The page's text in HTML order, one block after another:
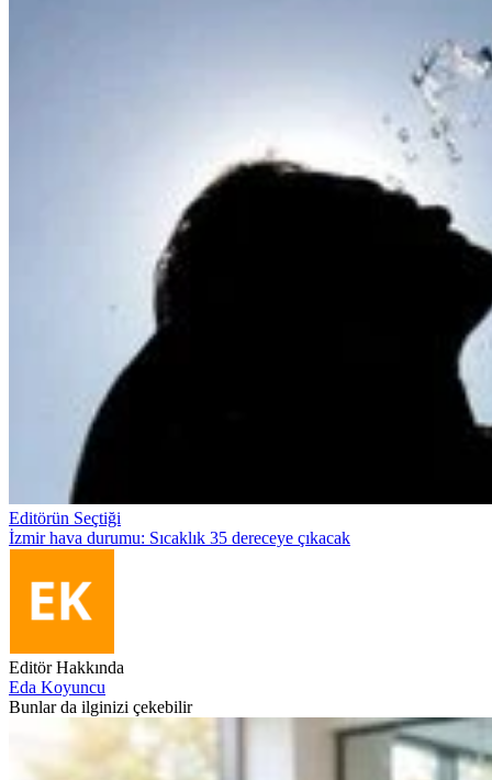
Editörün Seçtiği
İzmir hava durumu: Sıcaklık 35 dereceye çıkacak
Editör Hakkında
Eda Koyuncu
Bunlar da ilginizi çekebilir